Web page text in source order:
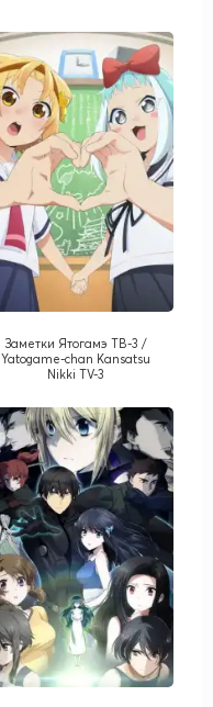
Заметки Ятогамэ ТВ-3 /
Yatogame-chan Kansatsu
Nikki TV-3